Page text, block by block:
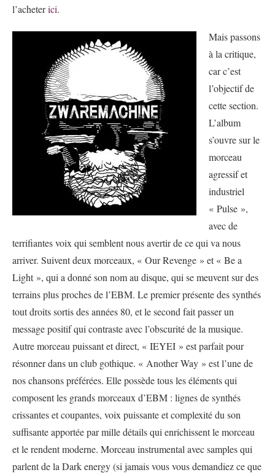
l’acheterici.
Mais passons
à la critique,
car c’est
l’objectif de
cette section.
L’album
s’ouvre sur le
morceau
agressif et
industriel
« Pulse »,
avec de
terrifiantes voix qui semblent nous avertir de ce qui va nous
arriver. Suivent deux morceaux, « Our Revenge » et « Be a
Light », qui a donné son nom au disque, qui se meuvent sur des
terrains plus proches de l’EBM. Le premier présente des synthés
tout droits sortis des années 80, et le second fait passer un
message positif qui contraste avec l’obscurité de la musique.
Autre morceau puissant et direct, « IEYEI » est parfait pour
résonner dans un club gothique. « Another Way » est l’une de
nos chansons préférées. Elle possède tous les éléments qui
composent les grands morceaux d’EBM : lignes de synthés
crissantes et coupantes, voix puissante et complexité du son
suffisante apportée par mille détails qui enrichissent le morceau
et le rendent moderne. Morceau instrumental avec samples qui
parlent de la Dark energy (si jamais vous vous demandiez ce que